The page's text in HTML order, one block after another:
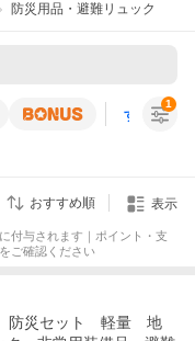
防災用品・避難リュック
すべての条
1
おすすめ順 表示
付与されます｜ポイント・支
ご確認ください
防災セット 軽量 地